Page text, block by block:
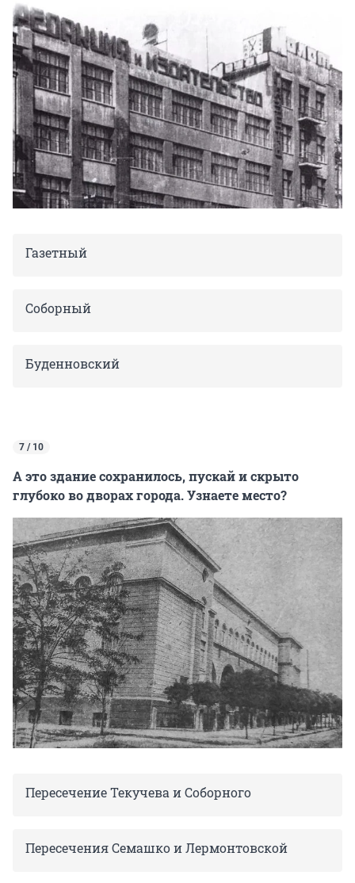
Газетный
Соборный
Буденновский
7 / 10
А это здание сохранилось, пускай и скрыто
глубоко во дворах города. Узнаете место?
Пересечение Текучева и Соборного
Пересечения Семашко и Лермонтовской